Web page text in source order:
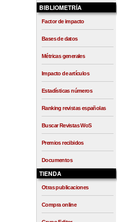
BIBLIOMETRÍA
Factor de impacto
Bases de datos
Métricas generales
Impacto de artículos
Estadísticas números
Ranking revistas españolas
Buscar Revistas WoS
Premios recibidos
Documentos
TIENDA
Otras publicaciones
Compra online